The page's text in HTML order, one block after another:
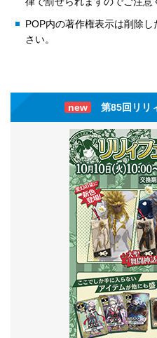
POP内の著作権表示は削除
さい。
new 第85回リリ